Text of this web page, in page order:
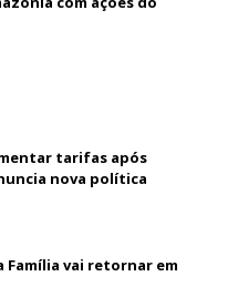
tarifas após
nova política
Família vai retornar em